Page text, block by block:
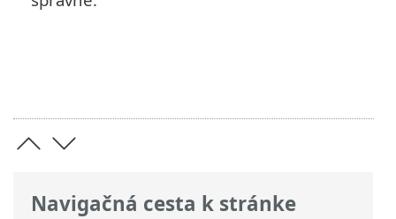
Navigačná cesta k stránke